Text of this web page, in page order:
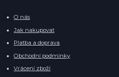
O nás
Jak nakupovat
Platba a doprava
Obchodní podmínky
Vrácení zboží